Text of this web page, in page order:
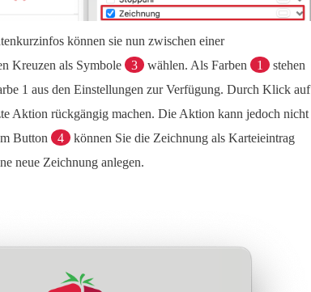
können sie nun zwischen einer
Kreuzen als Symbole
3 wählen. Als Farben 1
stehen
1 aus den Einstellungen zur Verfügung. Durch Klick auf
Aktion rückgängig machen. Die Aktion kann jedoch nicht
Button
4 können Sie die Zeichnung als Karteieintrag
neue Zeichnung anlegen.